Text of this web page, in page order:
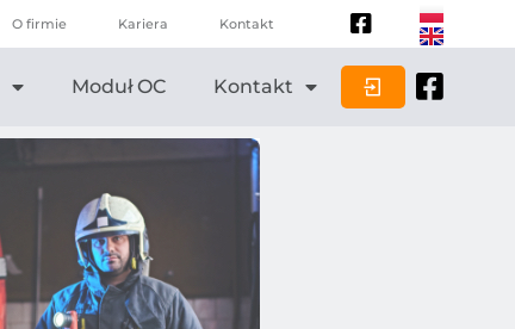
O firmie Kariera Kontakt
Moduł OC Kontakt